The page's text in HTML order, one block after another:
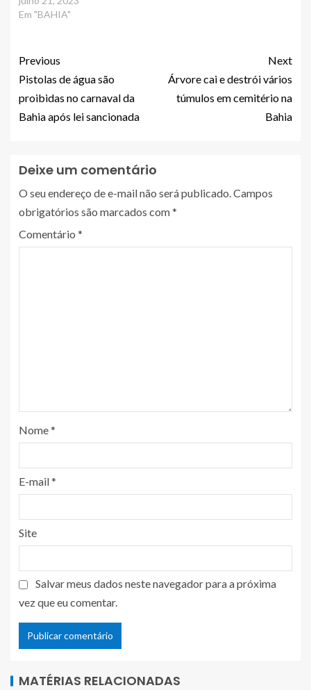
Em "BAHIA"
Previous
Pistolas de água são
proibidas no carnaval da
Bahia após lei sancionada
Next
Árvore cai e destrói vários
túmulos em cemitério na
Bahia
Deixe um comentário
O seu endereço de e-mail não será publicado. Campos
obrigatórios são marcados com*
Comentário *
Nome*
E-mail*
Site
Salvar meus dados neste navegador para a próxima
vez que eu comentar.
MATÉRIAS RELACIONADAS